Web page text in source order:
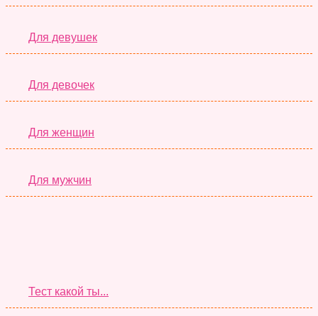
Для девушек
Для девочек
Для женщин
Для мужчин
Тест какой ты...